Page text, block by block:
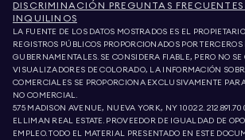
DISCRIMINACIÓN PREGUNTAS FRECUENTES
INQUILINOS
LA FUENTE DE LOS DATOS MOSTRADOS ES EL
REGISTROS PÚBLICOS PROPORCIONADOS POR TERCEROS
GUBERNAMENTALES. SE CONSIDERA FIABLE, PERO NO
VISUALIZADORES DE COLORADO, LA INFORMACIÓN
COMERCIALES SE PROPORCIONA EXCLUSIVAMENTE
NO COMERCIAL.
575 MADISON AVENUE, NUEVA YORK, NY 10022.
ELLIMAN REAL ESTATE. PROVEEDOR DE IGUALDAD DE
EMPLEO. TODO EL MATERIAL PRESENTADO EN ESTE